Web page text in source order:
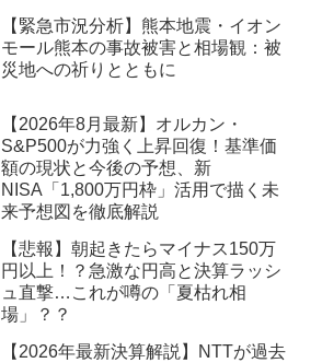
【緊急市況分析】熊本地震・イオン
モール熊本の事故被害と相場観：被
災地への祈りとともに
【2026年8月最新】オルカン・
S&P500が力強く上昇回復！基準価
額の現状と今後の予想、新
NISA「1,800万円枠」活用で描く未
来予想図を徹底解説
【悲報】朝起きたらマイナス150万
円以上！？急激な円高と決算ラッシ
ュ直撃…これが噂の「夏枯れ相
場」？？
【2026年最新決算解説】NTTが過去